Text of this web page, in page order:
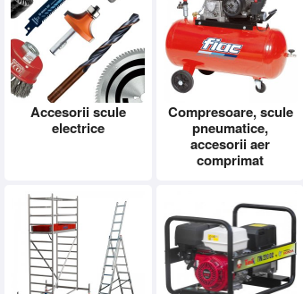
Accesorii scule
electrice
Compresoare, scule
pneumatice,
accesorii aer
comprimat